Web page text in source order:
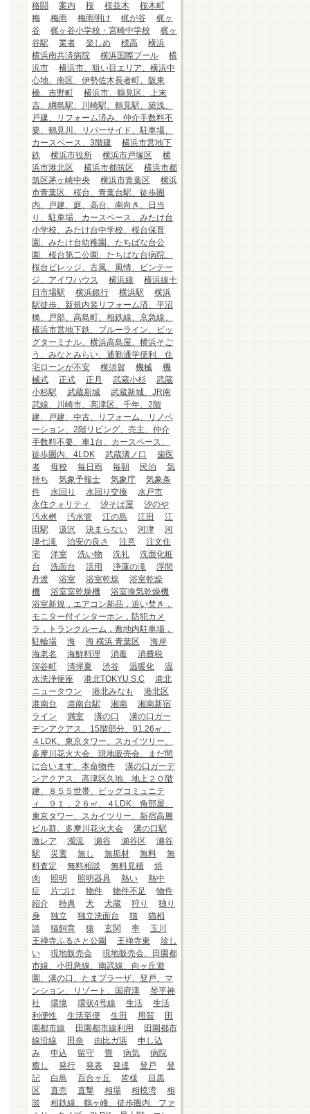
格闘
案内 桜 桜並木
桜木町
梅
梅雨 梅雨明け 梶が谷
梶ヶ
谷
梶ヶ谷小学校・宮崎中学校
梶ヶ
谷駅
業者 楽しめ 標高
横浜
横浜南共済病院
横浜国際プール
横
浜市
横浜市、狙い目エリア、横浜中
心地、南区、伊勢佐木長者町、阪東
橋、吉野町
横浜市、鶴見区、上末
吉、綱島駅、川崎駅、鶴見駅、築浅、
戸建、リフォーム済み、仲介手数料不
要、鶴見川、リバーサイド、駐車場、
カースペース、3階建
横浜市営地下
鉄
横浜市役所 横浜市戸塚区
横
浜市港北区
横浜市都筑区
横浜市都
筑区茅ヶ崎中央
横浜市青葉区
横浜
市青葉区、桜台、青葉台駅、徒歩圏
内、戸建、庭、高台、南向き、日当
り、駐車場、カースペース、みたけ台
小学校、みたけ台中学校、桜台保育
園、みたけ台幼稚園、たちばな台公
園、桜台第二公園、たちばな台病院、
桜台ビレッジ、古風、風情、ビンテー
ジ、アイワハウス
横浜線
横浜線十
日市場駅
横浜銀行 横浜駅
横浜
駅徒歩、新規内装リフォーム済、平沼
橋、戸部、高島町、相鉄線、京急線、
横浜市営地下鉄、ブルーライン、ビッ
グターミナル、横浜高島屋、横浜そご
う、みなとみらい、通勤通学便利、住
宅ローンが不安
横須賀 機械
機
械式
正式 正月 武蔵小杉
武蔵
小杉駅
武蔵新城
武蔵新城、JR南
武線、川崎市、高津区、千年、2階
建、戸建、中古、リフォーム、リノベ
ーション、2階リビング、売主、仲介
手数料不要、車1台、カースペース、
徒歩圏内、4LDK
武蔵溝ノ口
歯医
者
母校 毎日雨 毎朝 民泊
気
持ち
気象予報士 気象庁
気象条
件
水回り 水回り交換
水戸市
永住クォリティ
汐そば屋
汐のや
汚水桝
汚水管 江の島 江田
江
田駅
汲沢 決まらない 河津
河
津七滝
治安の良さ 注意
注文住
宅
洋室 洗い物 洗礼
洗面化粧
台
洗面台 活用 浄蓮の滝
浮間
舟渡
浴室 浴室乾燥
浴室乾燥
機
浴室室乾燥機
浴室換気乾燥機
浴室新規，エアコン新品，追い焚き，
モニター付インターホン，防犯カメ
ラ，トランクルーム，敷地内駐車場，
駐輪場
海 海.横浜.青葉区
海岸
海老名
海鮮料理 消毒
消費税
深谷町
清掃夏 渋谷 温暖化
温
水洗浄便座
港北TOKYU S.C
港北
ニュータウン
港北みなも
港北区
港南台
港南台駅 湘南
湘南新宿
ライン
満室 溝の口
溝の口ガー
デンアクアス、15階部分、91.26㎡、
４LDK、東京タワー、スカイツリー、
多摩川花火大会、現地販売会、まだ間
に合います、本命物件
溝の口ガーデ
ンアクアス、高津区久地、地上２０階
建、８５５世帯、ビッグコミュニテ
ィ、９１．２６㎡、４LDK、角部屋、
東京タワー、スカイツリー、新宿高層
ビル群、多摩川花火大会
溝の口駅
激レア
濁流 瀬谷 瀬谷区
瀬谷
駅
災害 無し 無垢材 無料
無
料査定
無料相談 無料見積
焼
肉
照明 照明器具 熱い
熱中
症
片づけ 物件 物件不足
物件
紹介
特典 犬 犬蔵 狩り
独り
身
独立 独立洗面台 猫
猫相
談
猫飼育 猿 玄関 率
玉川
王禅寺ふるさと公園
王禅寺東
珍し
い
現地販売会
現地販売会、田園都
市線、小田急線、南武線、向ヶ丘遊
園、溝の口、たまプラーザ、登戸、マ
ンション、リゾート、国府津
琴平神
社
環境 環状4号線 生活
生活
利便性
生活至便 生田 用賀
田
園都市線
田園都市線利用
田園都市
線沿線
田奈 由比ガ浜
申し込
み
申込 留守 畳 病気
病院
癒し
発行 発表 発達 登戸
登
記
白鳥 百合ヶ丘 皆様
目黒
区
直売 直撃 相場 相模湾
相
談
相鉄線、鶴ヶ峰、徒歩圏内、ファ